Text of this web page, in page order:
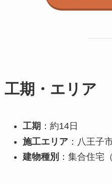
工期・エリア
工期 ：約14日
施工エリア：八王子
建物種別 ：集合住宅